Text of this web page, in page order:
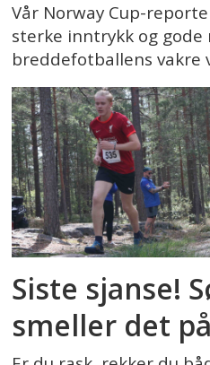
Vår Norway Cup-
sterke inntrykk og
breddefotballens vakre
Siste sjanse!
smeller det